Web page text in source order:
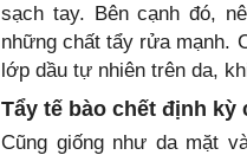
sạch tay. Bên cạnh đó,
những chất tẩy rửa mạnh.
lớp dầu tự nhiên trên da,
Tẩy tế bào chết định kỳ
Cũng giống như da mặt